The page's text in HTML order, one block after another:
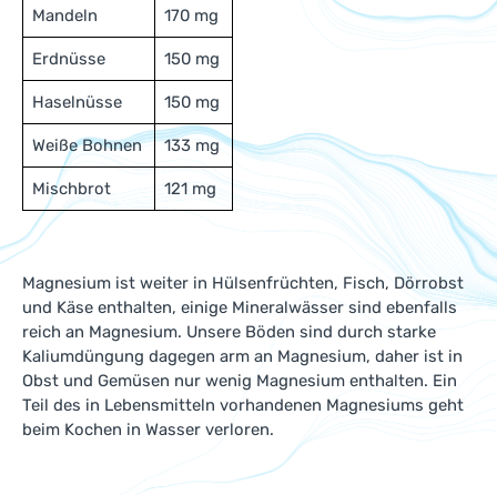
Mandeln 170 mg
Erdnüsse 150 mg
Haselnüsse 150 mg
Weiße Bohnen 133 mg
Mischbrot 121 mg
Magnesium ist weiter in Hülsenfrüchten, Fisch, Dörrobst
und Käse enthalten, einige Mineralwässer sind ebenfalls
reich an Magnesium. Unsere Böden sind durch starke
Kaliumdüngung dagegen arm an Magnesium, daher ist in
Obst und Gemüsen nur wenig Magnesium enthalten. Ein
Teil des in Lebensmitteln vorhandenen Magnesiums geht
beim Kochen in Wasser verloren.